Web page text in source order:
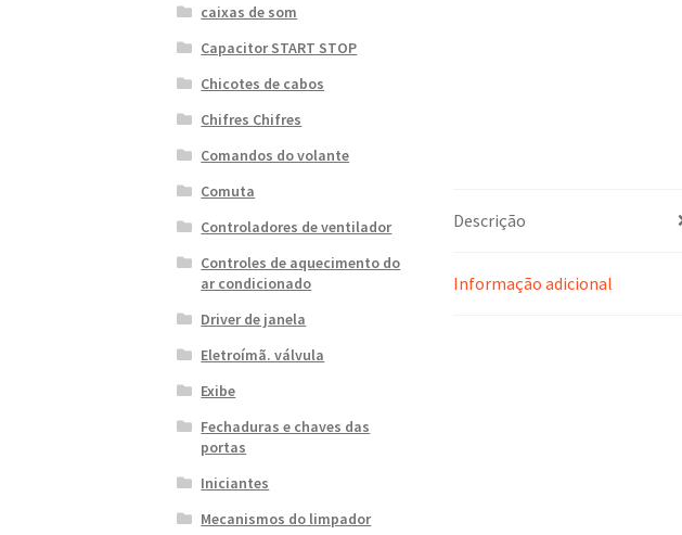
Descrição
Informação adicional
caixas de som
Capacitor START STOP
Chicotes de cabos
Chifres Chifres
Comandos do volante
Comuta
Controladores de ventilador
Controles de aquecimento do
ar condicionado
Driver de janela
Eletroímã. válvula
Exibe
Fechaduras e chaves das
portas
Iniciantes
Mecanismos do limpador